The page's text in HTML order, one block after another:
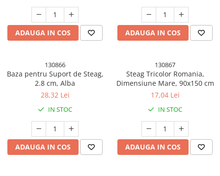
Videoproiectoare
Accesorii Auto
Accesorii Auto
Suporti auto
Accesorii biciclete
Ochelari de Protecţie
Articole de plaja
Pistoale cu apa
Articole pentru Copii
Articole Diverse copii
ADAUGA IN COS ADAUGA IN COS
130866
Baza pentru Suport de Steag,
2.8 cm, Alba
28,32 Lei
IN STOC
ADAUGA IN COS
130867
Steag Tricolor Romania,
Dimensiune Mare, 90x150 cm
17,04 Lei
IN STOC
ADAUGA IN COS